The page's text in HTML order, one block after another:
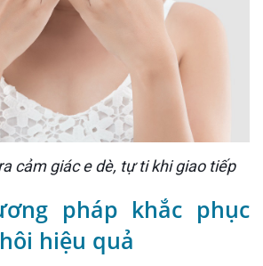
cảm giác e dè, tự ti khi giao tiếp
pháp khắc phục
hiệu quả